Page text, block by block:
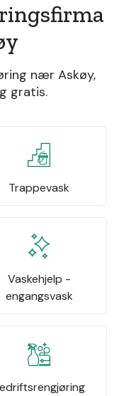
nær Askøy,
gratis.
Trappevask
Vaskehjelp -
engangsvask